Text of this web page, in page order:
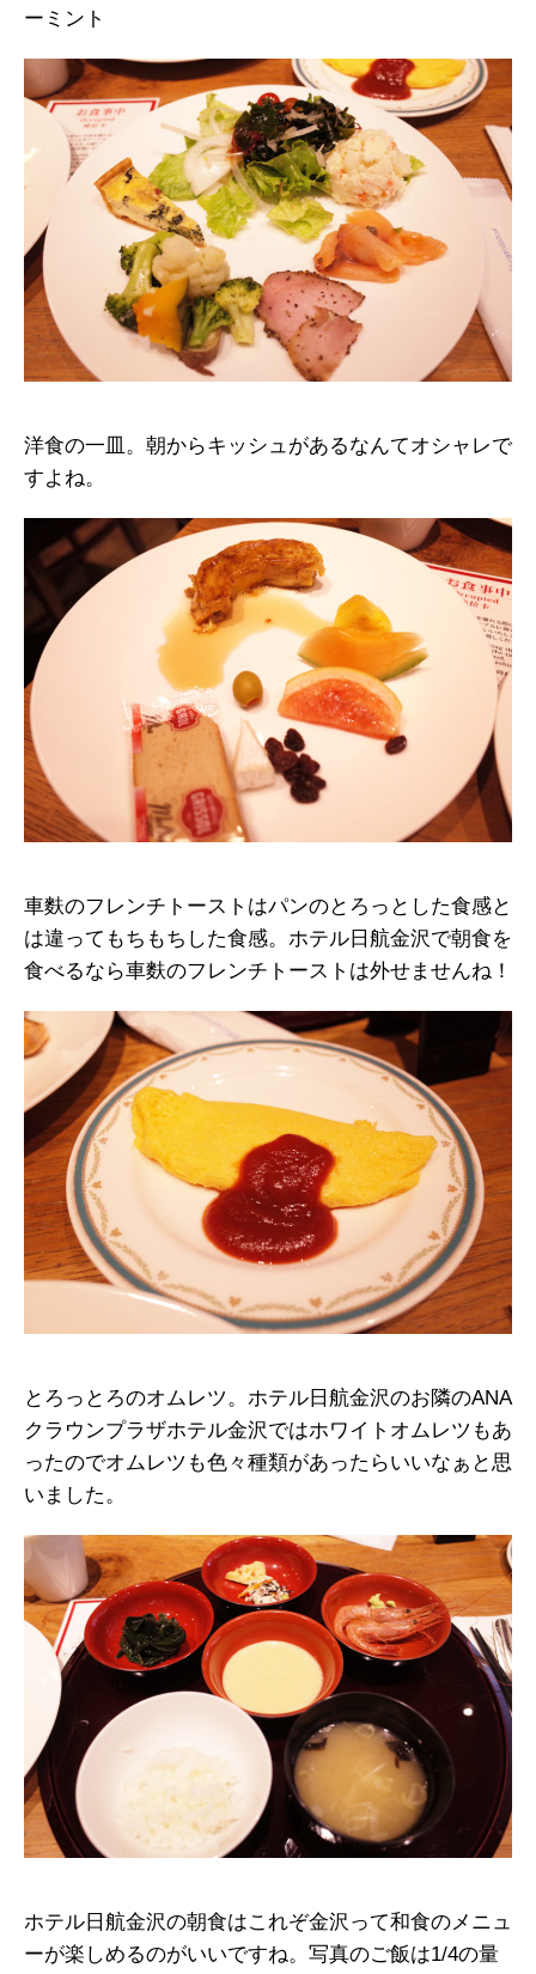
ーミント
洋食の一皿。朝からキッシュがあるなんてオシャレで
すよね。
車麩のフレンチトーストはパンのとろっとした食感と
は違ってもちもちした食感。ホテル日航金沢で朝食を
食べるなら車麩のフレンチトーストは外せませんね！
とろっとろのオムレツ。ホテル日航金沢のお隣のANA
クラウンプラザホテル金沢ではホワイトオムレツもあ
ったのでオムレツも色々種類があったらいいなぁと思
いました。
ホテル日航金沢の朝食はこれぞ金沢って和食のメニュ
ーが楽しめるのがいいですね。写真のご飯は1/4の量